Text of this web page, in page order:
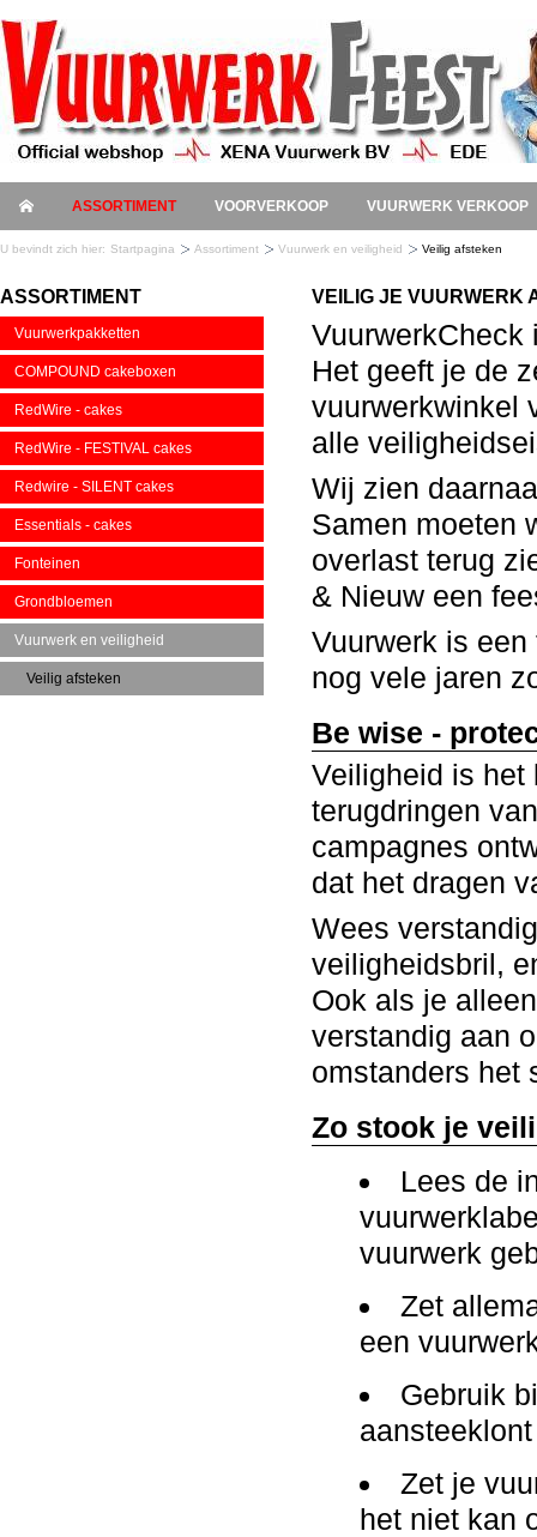
ASSORTIMENT VOORVERKOOP VUURWERK VERKOOP
U bevindt zich hier: Startpagina Assortiment Vuurwerk en veiligheid Veilig afsteken
ASSORTIMENT
Vuurwerkpakketten
COMPOUND cakeboxen
RedWire - cakes
RedWire - FESTIVAL cakes
Redwire - SILENT cakes
Essentials - cakes
Fonteinen
Grondbloemen
Vuurwerk en veiligheid
Veilig afsteken
VEILIG JE VUURWERK
VuurwerkCheck
Het geeft je de
vuurwerkwinkel
alle
Wij zien
Samen moeten
overlast terug
& Nieuw een
Vuurwerk is
nog vele jaren
Be wise -
Veiligheid is het
terugdringen
campagnes
dat het dragen
Wees
veiligheidsbril,
Ook als je
verstandig aan
omstanders het
Zo stook je
Lees de
vuurwerk
Zet
een
Gebruik
aansteeklont
Zet je
het niet kan